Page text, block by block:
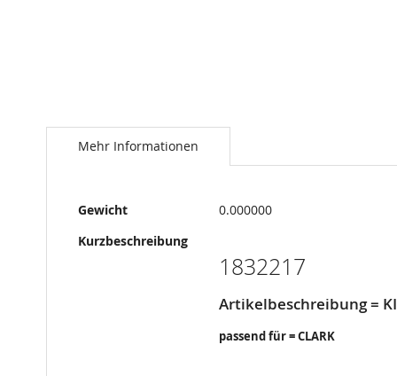
zum
AnfangMehr Informationen
Mehr
Informationen
Gewicht
0.000000
Kurzbeschreibung
1832217
Artikelbeschreibung =
passend für = CLARK